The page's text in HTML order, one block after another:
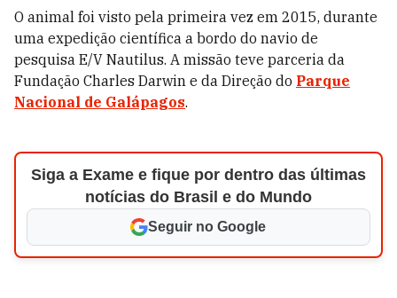
O animal foi visto pela primeira vez em 2015, durante
uma expedição científica a bordo do navio de
pesquisa E/V Nautilus. A missão teve parceria da
Fundação Charles Darwin e da Direção do Parque
Nacional de Galápagos.
Siga a Exame e fique por dentro das últimas
notícias do Brasil e do Mundo
Seguir no Google